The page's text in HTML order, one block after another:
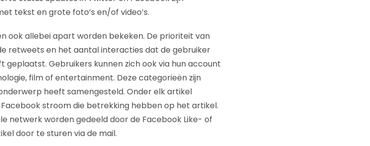
tekst en grote foto’s en/of video’s.
ook allebei apart worden bekeken. De prioriteit van
retweets en het aantal interacties dat de gebruiker
Gebruikers kunnen zich ook via hun account
film of entertainment. Deze categorieën zijn
heeft samengesteld. Onder elk artikel
stroom die betrekking hebben op het artikel.
netwerk worden gedeeld door de Facebook Like- of
door te sturen via de mail.